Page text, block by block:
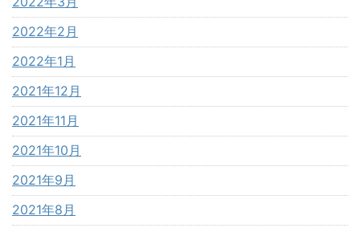
2022年2月
2022年1月
2021年12月
2021年11月
2021年10月
2021年9月
2021年8月